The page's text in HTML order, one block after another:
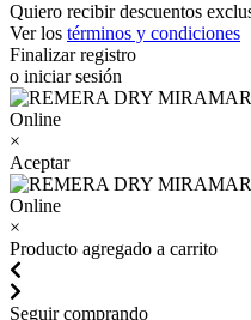
Quiero recibir descuentos
Ver los términos y condiciones
Finalizar registro
o iniciar sesión
×
Aceptar
×
Producto agregado a carrito
Seguir comprando